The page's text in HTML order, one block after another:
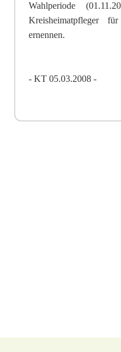
Wahlperiode
Kreisheimatpfleger
ernennen.
- KT 05.03.2008 -